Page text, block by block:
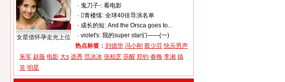
女星借怀孕走光上位
· 鬼刀子-: 看电影
· 青楼愘: 全球40佳导演名单
· 成长的短: And the Orsca goes to...
· violet's: 我的super star们——(一)
热点标签： 刘德华 冯小刚 蔡少芬 快乐男声
朱军 赵薇 电影 大s 选秀 范冰冰 张柏芝 苏醒 郑钧 春晚 李湘 搞
笑 明星